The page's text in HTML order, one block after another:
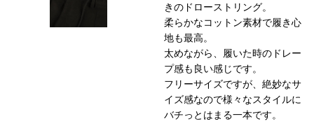
きのドローストリング。
柔らかなコットン素材で履き心
地も最高。
太めながら、履いた時のドレー
プ感も良い感じです。
フリーサイズですが、絶妙なサ
イズ感なので様々なスタイルに
バチっとはまる一本です。